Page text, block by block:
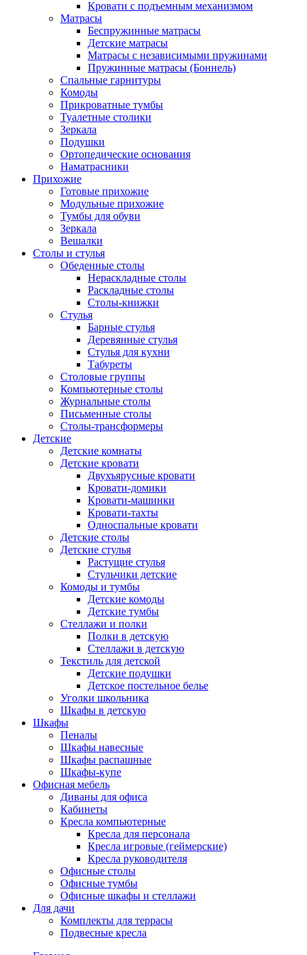
Кровати с подъемным механизмом
Матрасы
Беспружинные матрасы
Детские матрасы
Матрасы с независимыми пружинами
Пружинные матрасы (Боннель)
Спальные гарнитуры
Комоды
Прикроватные тумбы
Туалетные столики
Зеркала
Подушки
Ортопедические основания
Наматрасники
Прихожие
Готовые прихожие
Модульные прихожие
Тумбы для обуви
Зеркала
Вешалки
Столы и стулья
Обеденные столы
Нераскладные столы
Раскладные столы
Столы-книжки
Стулья
Барные стулья
Деревянные стулья
Стулья для кухни
Табуреты
Столовые группы
Компьютерные столы
Журнальные столы
Письменные столы
Столы-трансформеры
Детские
Детские комнаты
Детские кровати
Двухъярусные кровати
Кровати-домики
Кровати-машинки
Кровати-тахты
Односпальные кровати
Детские столы
Детские стулья
Растущие стулья
Стульчики детские
Комоды и тумбы
Детские комоды
Детские тумбы
Стеллажи и полки
Полки в детскую
Стеллажи в детскую
Текстиль для детской
Детские подушки
Детское постельное белье
Уголки школьника
Шкафы в детскую
Шкафы
Пеналы
Шкафы навесные
Шкафы распашные
Шкафы-купе
Офисная мебель
Диваны для офиса
Кабинеты
Кресла компьютерные
Кресла для персонала
Кресла игровые (геймерские)
Кресла руководителя
Офисные столы
Офисные тумбы
Офисные шкафы и стеллажи
Для дачи
Комплекты для террасы
Подвесные кресла